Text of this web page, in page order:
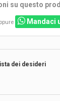
su questo
Mandaci
dei desideri